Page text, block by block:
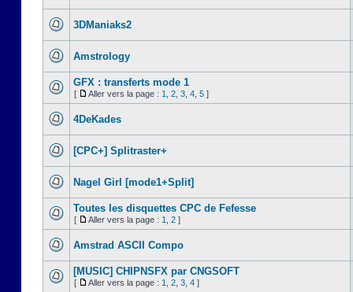
3DManiaks2
Amstrology
GFX : transferts mode 1
[ Aller vers la page : 1 2 3 4 5 ]
4DeKades
[CPC+] Splitraster+
Nagel Girl [mode1+Split]
Toutes les disquettes CPC de Fefesse
[ Aller vers la page : 1 2 ]
Amstrad ASCII Compo
[MUSIC] CHIPNSFX par CNGSOFT
[ Aller vers la page : 1 2 3 4 ]